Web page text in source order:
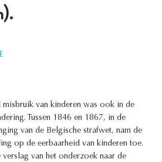
misbruik van kinderen was ook in de
Tussen 1846 en 1867, in de
van de Belgische strafwet, nam de
op de eerbaarheid van kinderen toe.
van het onderzoek naar de